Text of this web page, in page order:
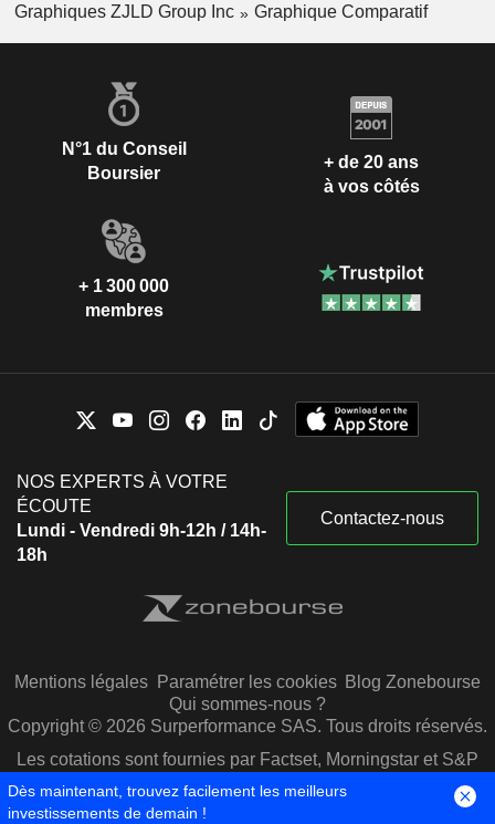
Graphiques ZJLD Group Inc
Graphique Comparatif
N°1 du Conseil
Boursier
+ de 20 ans
à vos côtés
+ 1 300 000
membres
NOS EXPERTS À VOTRE
ÉCOUTE
Lundi - Vendredi 9h-12h / 14h-
18h
Contactez-nous
Mentions légales Paramétrer les cookies Blog Zonebourse
Qui sommes-nous ?
Copyright © 2026 Surperformance SAS. Tous droits réservés.
Les cotations sont fournies par Factset, Morningstar et S&P
Capital IQ
Dès maintenant, trouvez facilement les meilleurs
investissements de demain !